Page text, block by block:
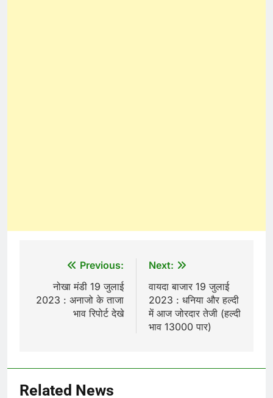
navigation
Previous:
नोखा मंडी 19 जुलाई
2023 : अनाजो के ताजा
भाव रिपोर्ट देखे
Next:
वायदा बाजार 19 जुलाई
2023 : धनिया और हल्दी
में आज जोरदार तेजी (हल्दी
भाव 13000 पार)
Related News